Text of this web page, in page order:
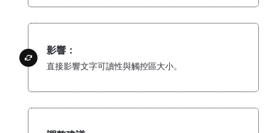
影響：
直接影響文字可讀性與觸控區大小。